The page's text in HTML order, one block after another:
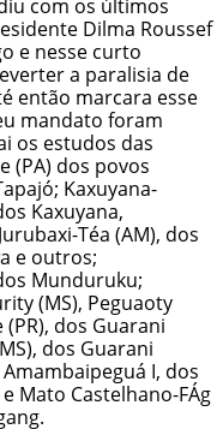
com os últimos
Dilma Roussef
e nesse curto
a paralisia de
então marcara esse
mandato foram
os estudos das
(PA) dos povos
; Kaxuyana-
Kaxuyana,
Téa (AM), dos
e outros;
Munduruku;
(MS), Peguaoty
dos Guarani
dos Guarani
I, dos
Mato Castelhano-FÁg
.